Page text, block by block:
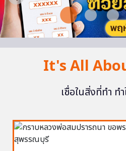
It's All
เชื่อในสิ่งที่ทำ ท